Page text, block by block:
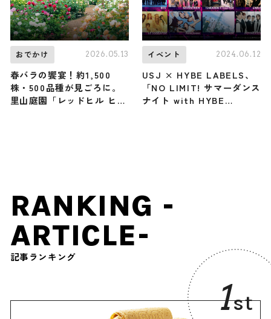
おでかけ 2026.05.13
春バラの饗宴！約1,500
株・500品種が見ごろに。
里山庭園「レッドヒル ヒー
イベント 2024.06.12
USJ × HYBE LABELS、
「NO LIMIT! サマーダンス
ナイト with HYBE
RANKING -
ARTICLE-
記事ランキング
1st